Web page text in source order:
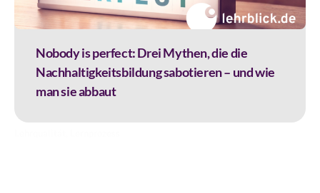
Nobody is perfect: Drei Mythen, die die
Nachhaltigkeitsbildung sabotieren – und wie
man sie abbaut